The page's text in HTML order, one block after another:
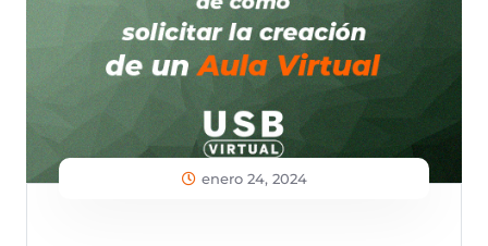
enero 24, 2024